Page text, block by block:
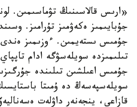
جۇبايىمىز ەكەۋمىز تۇرامىز.
جۇمىس ىستەيمىن. ءوزىمىز ەندى
تىلىمىزدە سويلەسۋگە ادام
جۇمىس اعىلشىن تىلىندە
سويلەسپەسەڭ دە ۇمىتا
قازاعى، ينجەنەر داۋلەت